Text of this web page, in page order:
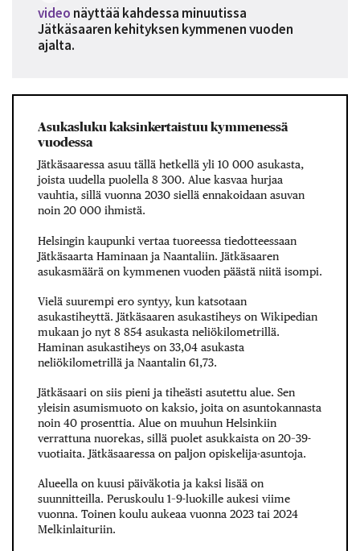
video näyttää kahdessa minuutissa
Jätkäsaaren kehityksen kymmenen vuoden
ajalta.
Asukasluku kaksinkertaistuu kymmenessä
vuodessa
Jätkäsaaressa asuu tällä hetkellä yli 10 000 asukasta,
joista uudella puolella 8 300. Alue kasvaa hurjaa
vauhtia, sillä vuonna 2030 siellä ennakoidaan asuvan
noin 20 000 ihmistä.
Helsingin kaupunki vertaa tuoreessa tiedotteessaan
Jätkäsaarta Haminaan ja Naantaliin. Jätkäsaaren
asukasmäärä on kymmenen vuoden päästä niitä isompi.
Vielä suurempi ero syntyy, kun katsotaan
asukastiheyttä. Jätkäsaaren asukastiheys on Wikipedian
mukaan jo nyt 8 854 asukasta neliökilometrillä.
Haminan asukastiheys on 33,04 asukasta
neliökilometrillä ja Naantalin 61,73.
Jätkäsaari on siis pieni ja tiheästi asutettu alue. Sen
yleisin asumismuoto on kaksio, joita on asuntokannasta
noin 40 prosenttia. Alue on muuhun Helsinkiin
verrattuna nuorekas, sillä puolet asukkaista on 20–39-
vuotiaita. Jätkäsaaressa on paljon opiskelija-asuntoja.
Alueella on kuusi päiväkotia ja kaksi lisää on
suunnitteilla. Peruskoulu 1–9-luokille aukesi viime
vuonna. Toinen koulu aukeaa vuonna 2023 tai 2024
Melkinlaituriin.